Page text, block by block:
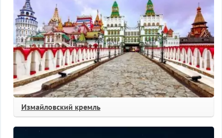
Измайловский кремль